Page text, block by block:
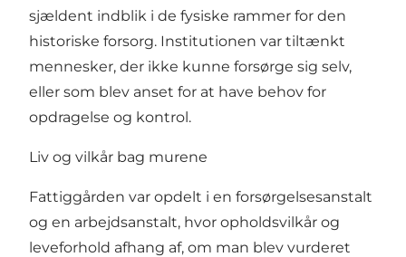
sjældent indblik i de fysiske rammer for den
historiske forsorg. Institutionen var tiltænkt
mennesker, der ikke kunne forsørge sig selv,
eller som blev anset for at have behov for
opdragelse og kontrol.
Liv og vilkår bag murene
Fattiggården var opdelt i en forsørgelsesanstalt
og en arbejdsanstalt, hvor opholdsvilkår og
leveforhold afhang af, om man blev vurderet